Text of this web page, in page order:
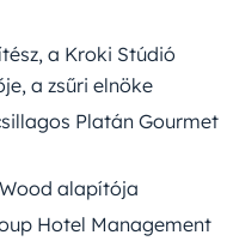
a Kroki Stúdió
a zsűri elnöke
Platán Gourmet
alapítója
Hotel Management